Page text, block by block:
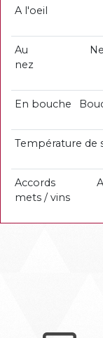
A l'oeil
Au
nez
En bouche
Température de
Accords
mets / vins